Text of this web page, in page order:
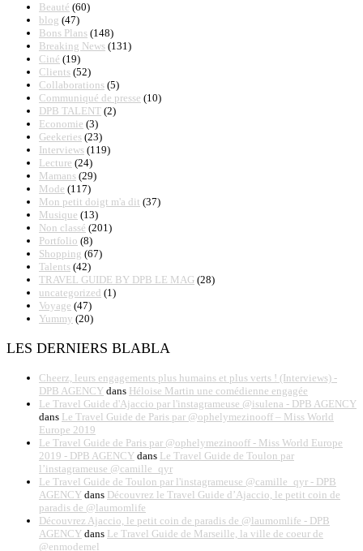
Beauté (60)
blog (47)
Bons Plans (148)
Breaking News (131)
Ciné (19)
Clients (52)
Collaborations (5)
Communiqué de presse (10)
DPB TALENT (2)
Economie (3)
Geekeries (23)
Interviews (119)
Lecture (24)
Mamans (29)
Mode (117)
Mon petit doigt m'a dit (37)
Musique (13)
Non classé (201)
Portfolio (8)
Shopping (67)
Talents (42)
TRAVEL GUIDE BY DPB LE MAG (28)
uncategorized (1)
Voyage (47)
Yummy (20)
LES DERNIERS BLABLA
Cheerz, leurs engagements plus humains et plus verts ! (Interviews) -
DPB AGENCY dans Héloise Martin une comédienne engagée
Le Travel Guide d'Ajaccio par l'instagrameuse @isulena - DPB AGENCY
dans Le Travel Guide de Paris par @ophelymezinooff – Miss World
Europe 2019
Le Travel Guide de Paris par @ophelymezinooff - Miss World Europe
2019 - DPB AGENCY dans Le Travel Guide de Toulon par
l’instagrameuse @camille_qyr
Le Travel Guide de Toulon par l'instagrameuse @camille_qyr - DPB
AGENCY dans Découvrez le Travel Guide d’Ajaccio, le petit coin de
paradis de @laumomlife
Découvrez Ajaccio, le petit coin de paradis de @laumomlife - DPB
AGENCY dans Le Travel Guide de Marseille, la ville de coeur de
@enmodemel